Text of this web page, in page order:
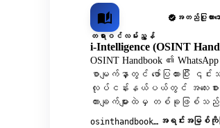
အတည်ပြုထားသေ
တရားဝင်လမ်းညွှန်
i-Intelligence (OSINT
OSINT Handbook ၏ WhatsApp
စာမျက်နှာတွင် ဖော်ပြထားပြီး ၎င်
လုပ်ငန်းနယ်ပယ်တွင် အလေးစား
ကားချက်များထဲမှ တစ်ခုဖြစ်သ
osinthandbook.com အရင်းအမြစ်ကို